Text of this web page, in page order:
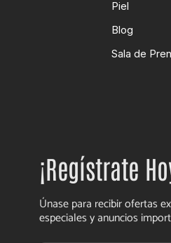
Piel
Blog
Sala de
¡Regístrate
Únase para recibir ofertas
especiales y anuncios